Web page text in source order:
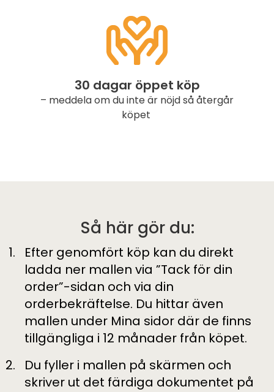
30 dagar öppet köp
– meddela om du inte är nöjd så återgår
köpet
Så här gör du:
Efter genomfört köp kan du direkt
ladda ner mallen via ”Tack för din
order”-sidan och via din
orderbekräftelse. Du hittar även
mallen under Mina sidor där de finns
tillgängliga i 12 månader från köpet.
Du fyller i mallen på skärmen och
skriver ut det färdiga dokumentet på